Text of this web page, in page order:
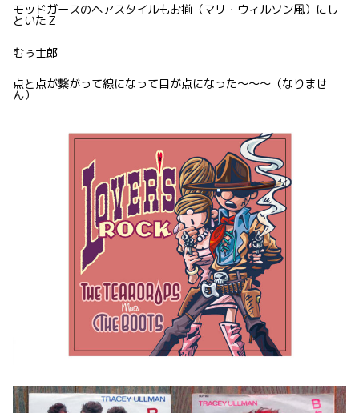
モッドガースのヘアスタイルもお揃（マリ・ウィルソン風）にし
といたＺ
むぅ士郎
点と点が繋がって線になって目が点になった〜〜〜（なりませ
ん）